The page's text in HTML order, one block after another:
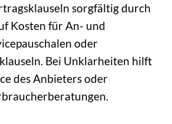
sorgfältig durch
Kosten für An- und
oder
Bei Unklarheiten hilft
des Anbieters oder